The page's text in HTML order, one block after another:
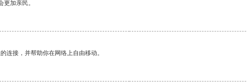
加亲民。
连接，并帮助你在网络上自由移动。